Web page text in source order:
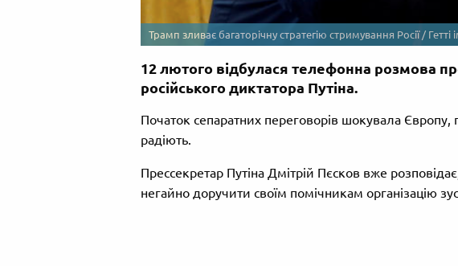
Трамп зливає багаторічну стратегію стримування Росії / Гетті
12 лютого відбулася телефонна розмова
російського диктатора Путіна.
Початок сепаратних переговорів шокувала Європу,
радіють.
Прессекретар Путіна Дмітрій Пєсков вже
негайно доручити своїм помічникам організацію